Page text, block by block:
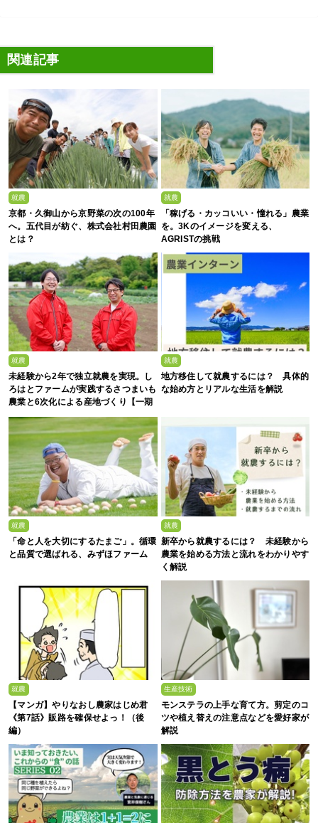
関連記事
就農
京都・久御山から京野菜の次の100年
へ。五代目が紡ぐ、株式会社村田農園
とは？
就農
「稼げる・カッコいい・憧れる」農業
を。3Kのイメージを変える、
AGRISTの挑戦
就農
未経験から2年で独立就農を実現。し
ろはとファームが実践するさつまいも
農業と6次化による産地づくり【一期
生募集】
就農
地方移住して就農するには？ 具体的
な始め方とリアルな生活を解説
就農
「命と人を大切にするたまご」。循環
と品質で選ばれる、みずほファーム
就農
新卒から就農するには？ 未経験から
農業を始める方法と流れをわかりやす
く解説
就農
【マンガ】やりなおし農家はじめ君
《第7話》販路を確保せよっ！（後
編）
生産技術
モンステラの上手な育て方。剪定のコ
ツや植え替えの注意点などを愛好家が
解説